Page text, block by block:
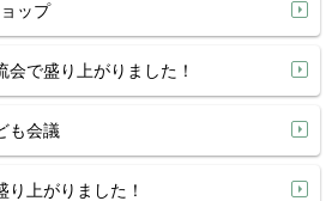
ップ
で盛り上がりました！
も会議
上がりました！